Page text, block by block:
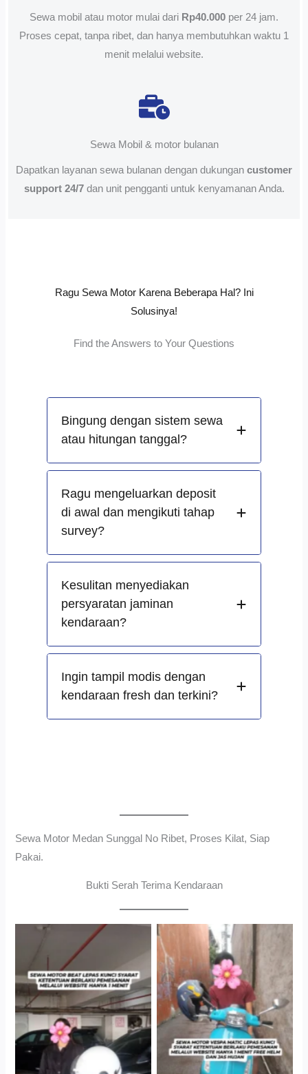
Sewa mobil atau motor mulai dari Rp40.000 per 24 jam.
Proses cepat, tanpa ribet, dan hanya membutuhkan waktu 1
menit melalui website.
Sewa Mobil & motor bulanan
Dapatkan layanan sewa bulanan dengan dukungan customer
support 24/7dan unit pengganti untuk kenyamanan Anda.
Ragu Sewa Motor Karena Beberapa Hal? Ini
Solusinya!
Find the Answers to Your Questions
Bingung dengan sistem sewa
atau hitungan tanggal?
Ragu mengeluarkan deposit
di awal dan mengikuti tahap
survey?
Kesulitan menyediakan
persyaratan jaminan
kendaraan?
Ingin tampil modis dengan
kendaraan fresh dan terkini?
Sewa Motor Medan Sunggal No Ribet, Proses Kilat, Siap
Pakai.
Bukti Serah Terima Kendaraan
Cityplaza Jatinegara
Gedung Parkir P6A
Antar Jemput Kendaraan